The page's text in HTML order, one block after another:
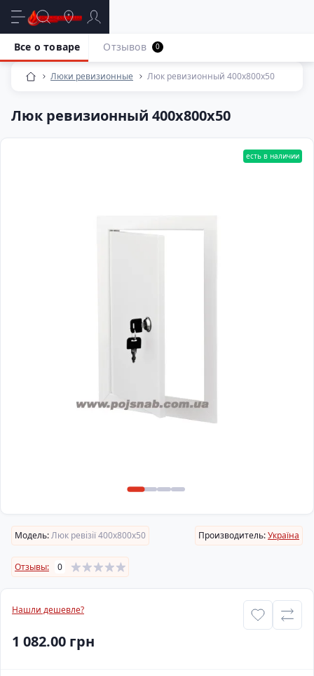
Люки ревизионные Люк ревизионный 400х800х50
Люк ревизионный 400х800х50
Все о товаре Отзывов 0
есть в наличии
Модель:Люк ревізії 400х800х50 Производитель:Україна
Отзывы: 0
Нашли дешевле?
1 082.00 грн